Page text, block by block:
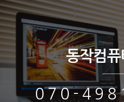
동작컴퓨
070-